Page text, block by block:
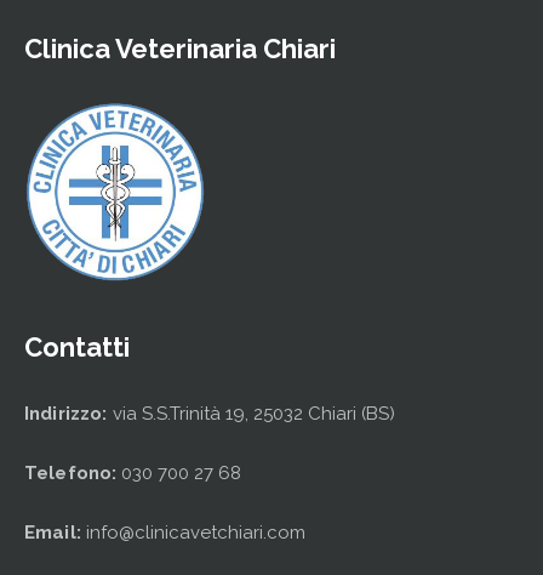
Clinica Veterinaria Chiari
Contatti
Indirizzo: via S.S.Trinità 19, 25032 Chiari (BS)
Telefono: 030 700 27 68
Email: info@clinicavetchiari.com